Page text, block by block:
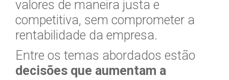
valores de maneira justa e
competitiva, sem comprometer a
rentabilidade da empresa.
Entre os temas abordados estão
decisões que aumentam a